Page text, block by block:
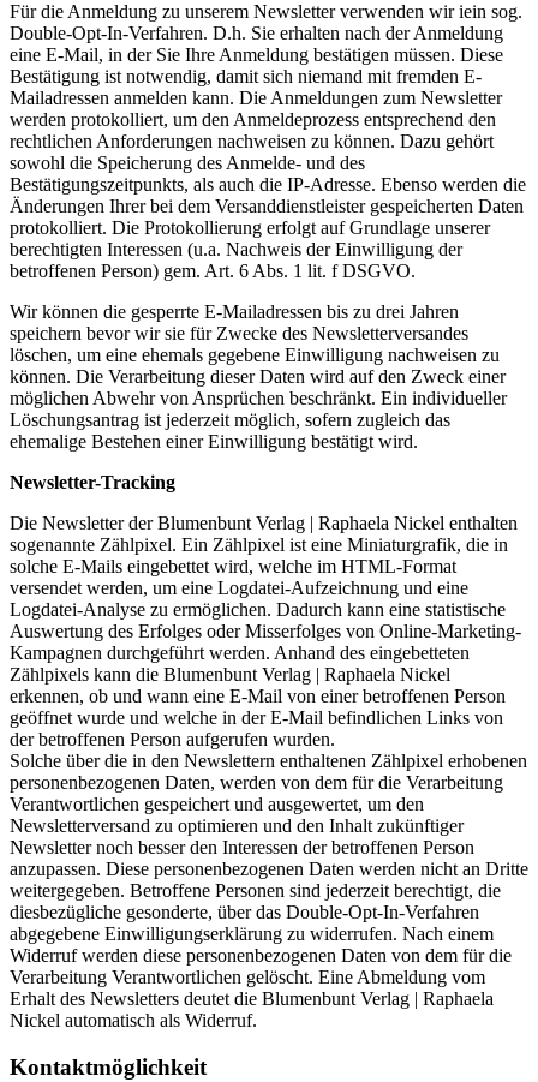
Für die Anmeldung zu unserem Newsletter verwenden wir iein sog.
Double-Opt-In-Verfahren. D.h. Sie erhalten nach der Anmeldung
eine E-Mail, in der Sie Ihre Anmeldung bestätigen müssen. Diese
Bestätigung ist notwendig, damit sich niemand mit fremden E-
Mailadressen anmelden kann. Die Anmeldungen zum Newsletter
werden protokolliert, um den Anmeldeprozess entsprechend den
rechtlichen Anforderungen nachweisen zu können. Dazu gehört
sowohl die Speicherung des Anmelde- und des
Bestätigungszeitpunkts, als auch die IP-Adresse. Ebenso werden die
Änderungen Ihrer bei dem Versanddienstleister gespeicherten Daten
protokolliert. Die Protokollierung erfolgt auf Grundlage unserer
berechtigten Interessen (u.a. Nachweis der Einwilligung der
betroffenen Person) gem. Art. 6 Abs. 1 lit. f DSGVO.
Wir können die gesperrte E-Mailadressen bis zu drei Jahren
speichern bevor wir sie für Zwecke des Newsletterversandes
löschen, um eine ehemals gegebene Einwilligung nachweisen zu
können. Die Verarbeitung dieser Daten wird auf den Zweck einer
möglichen Abwehr von Ansprüchen beschränkt. Ein individueller
Löschungsantrag ist jederzeit möglich, sofern zugleich das
ehemalige Bestehen einer Einwilligung bestätigt wird.
Newsletter-Tracking
Die Newsletter der Blumenbunt Verlag | Raphaela Nickel enthalten
sogenannte Zählpixel. Ein Zählpixel ist eine Miniaturgrafik, die in
solche E-Mails eingebettet wird, welche im HTML-Format
versendet werden, um eine Logdatei-Aufzeichnung und eine
Logdatei-Analyse zu ermöglichen. Dadurch kann eine statistische
Auswertung des Erfolges oder Misserfolges von Online-Marketing-
Kampagnen durchgeführt werden. Anhand des eingebetteten
Zählpixels kann die Blumenbunt Verlag | Raphaela Nickel
erkennen, ob und wann eine E-Mail von einer betroffenen Person
geöffnet wurde und welche in der E-Mail befindlichen Links von
der betroffenen Person aufgerufen wurden.
Solche über die in den Newslettern enthaltenen Zählpixel erhobenen
personenbezogenen Daten, werden von dem für die Verarbeitung
Verantwortlichen gespeichert und ausgewertet, um den
Newsletterversand zu optimieren und den Inhalt zukünftiger
Newsletter noch besser den Interessen der betroffenen Person
anzupassen. Diese personenbezogenen Daten werden nicht an Dritte
weitergegeben. Betroffene Personen sind jederzeit berechtigt, die
diesbezügliche gesonderte, über das Double-Opt-In-Verfahren
abgegebene Einwilligungserklärung zu widerrufen. Nach einem
Widerruf werden diese personenbezogenen Daten von dem für die
Verarbeitung Verantwortlichen gelöscht. Eine Abmeldung vom
Erhalt des Newsletters deutet die Blumenbunt Verlag | Raphaela
Nickel automatisch als Widerruf.
Kontaktmöglichkeit